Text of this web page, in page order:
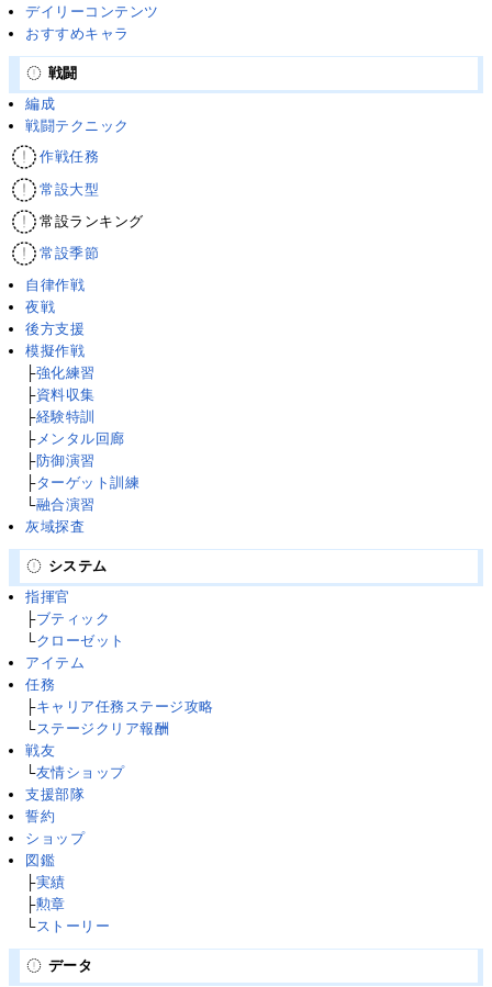
デイリーコンテンツ
おすすめキャラ
戦闘
編成
戦闘テクニック
作戦任務
常設大型
常設ランキング
常設季節
自律作戦
夜戦
後方支援
模擬作戦
├強化練習
├資料収集
├経験特訓
├メンタル回廊
├防御演習
├ターゲット訓練
└融合演習
灰域探査
システム
指揮官
├ブティック
└クローゼット
アイテム
任務
├キャリア任務ステージ攻略
└ステージクリア報酬
戦友
└友情ショップ
支援部隊
誓約
ショップ
図鑑
├実績
├勲章
└ストーリー
データ